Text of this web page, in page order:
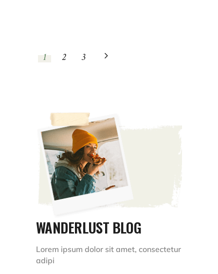
1 2 3
WANDERLUST BLOG
Lorem ipsum dolor sit amet, consectetur
adipi